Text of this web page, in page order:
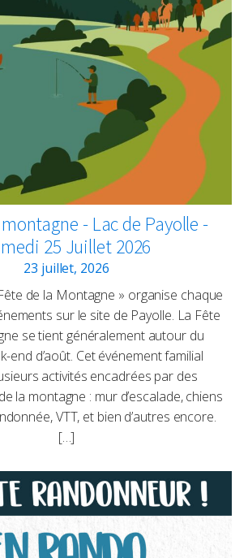
- Lac de Payolle -
25 Juillet 2026
23 juillet, 2026
de la Montagne » organise chaque
sur le site de Payolle. La Fête
se tient généralement autour du
end d’août. Cet événement familial
activités encadrées par des
la montagne : mur d’escalade, chiens
VTT, et bien d’autres encore.
[…]